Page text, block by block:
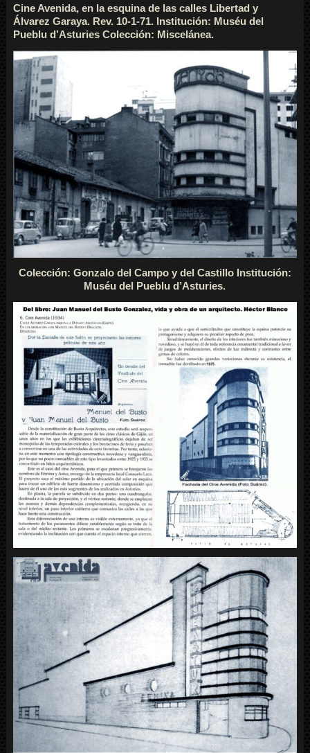
Cine Avenida, en la esquina de las calles Libertad y
Álvarez Garaya. Rev. 10-1-71. Institución: Muséu del
Pueblu d’Asturies Colección: Miscelánea.
Colección: Gonzalo del Campo y del Castillo Institución:
Muséu del Pueblu d’Asturies.